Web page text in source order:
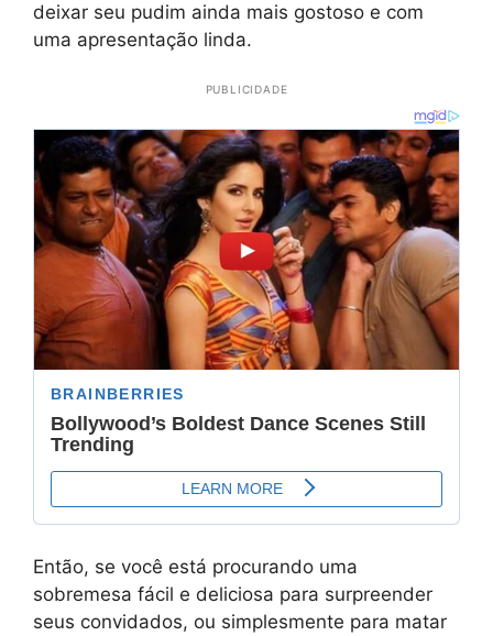
deixar seu pudim ainda mais gostoso e com
uma apresentação linda.
PUBLICIDADE
Então, se você está procurando uma
sobremesa fácil e deliciosa para surpreender
seus convidados, ou simplesmente para matar